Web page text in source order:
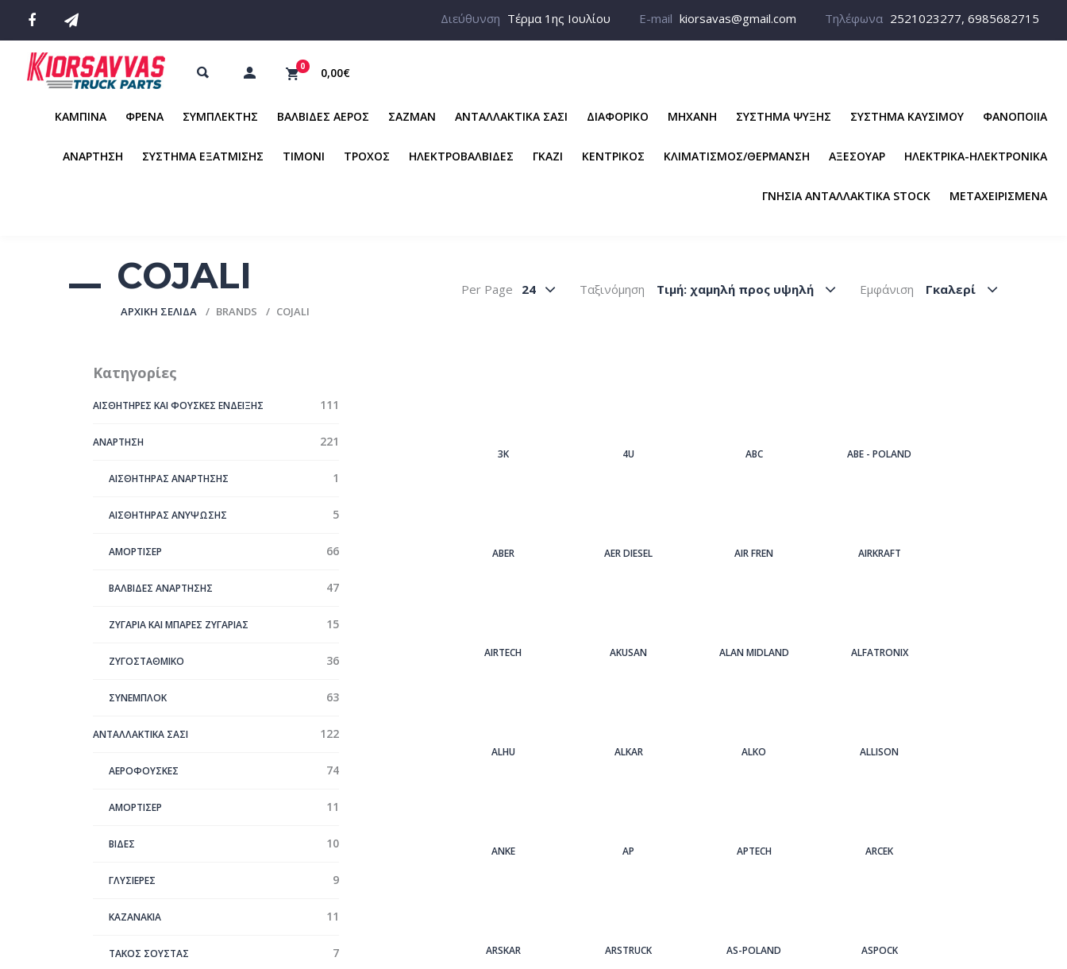
Διεύθυνση Τέρμα 1ης Ιουλίου E-mail kiorsavas@gmail.com Τηλέφωνα 2521023277, 6985682715
0 0,00€
ΚΑΜΠΙΝΑ ΦΡΕΝΑ ΣΥΜΠΛΕΚΤΗΣ ΒΑΛΒΙΔΕΣ ΑΕΡΟΣ ΣΑΖΜΑΝ ΑΝΤΑΛΛΑΚΤΙΚΑ ΣΑΣΙ ΔΙΑΦΟΡΙΚΟ ΜΗΧΑΝΗ ΣΥΣΤΗΜΑ ΨΥΞΗΣ ΣΥΣΤΗΜΑ ΚΑΥΣΙΜΟΥ ΦΑΝΟΠΟΙΙΑ
ΑΝΑΡΤΗΣΗ ΣΥΣΤΗΜΑ ΕΞΑΤΜΙΣΗΣ ΤΙΜΟΝΙ ΤΡΟΧΟΣ ΗΛΕΚΤΡΟΒΑΛΒΙΔΕΣ ΓΚΑΖΙ ΚΕΝΤΡΙΚΟΣ ΚΛΙΜΑΤΙΣΜΟΣ/ΘΕΡΜΑΝΣΗ ΑΞΕΣΟΥΑΡ ΗΛΕΚΤΡΙΚΑ-ΗΛΕΚΤΡΟΝΙΚΑ
ΓΝΗΣΙΑ ΑΝΤΑΛΛΑΚΤΙΚΑ STOCK ΜΕΤΑΧΕΙΡΙΣΜΕΝΑ
COJALI
ΑΡΧΙΚΉ ΣΕΛΊΔΑ BRANDS COJALI
Εμφάνιση Γκαλερί
Ταξινόμηση Tιμή: χαμηλή προς υψηλή
Per Page 24
Κατηγορίες
ΑΙΣΘΗΤΗΡΕΣ ΚΑΙ ΦΟΥΣΚΕΣ ΕΝΔΕΙΞΗΣ 111
ΑΝΑΡΤΗΣΗ 221
ΑΙΣΘΗΤΗΡΑΣ ΑΝΑΡΤΗΣΗΣ 1
ΑΙΣΘΗΤΗΡΑΣ ΑΝΥΨΩΣΗΣ 5
ΑΜΟΡΤΙΣΕΡ 66
ΒΑΛΒΙΔΕΣ ΑΝΑΡΤΗΣΗΣ 47
ΖΥΓΑΡΙΑ ΚΑΙ ΜΠΑΡΕΣ ΖΥΓΑΡΙΑΣ 15
ΖΥΓΟΣΤΑΘΜΙΚΟ 36
ΣYΝΕΜΠΛΟΚ 63
ΑΝΤΑΛΛΑΚΤΙΚΑ ΣΑΣΙ 122
ΑΕΡΟΦΟΥΣΚΕΣ 74
ΑΜΟΡΤΙΣΕΡ 11
ΒΙΔΕΣ 10
ΓΛΥΣΙΕΡΕΣ 9
ΚΑΖΑΝΑΚΙΑ 11
ΤΑΚΟΣ ΣΟΥΣΤΑΣ 7
3Κ 4U ABC ABE - POLAND
ABER AER DIESEL AIR FREN AIRKRAFT
AIRTECH AKUSAN ALAN MIDLAND ALFATRONIX
ALHU ALKAR ALKO ALLISON
ANKE AP APTECH ARCEK
ARSKAR ARSTRUCK AS-POLAND ASPOCK